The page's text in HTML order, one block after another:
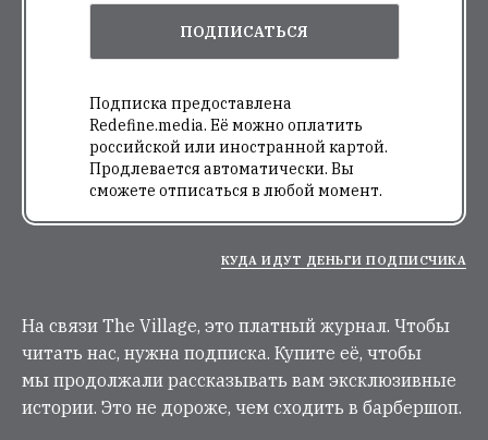
ПОДПИСАТЬСЯ
Подписка предоставлена
Redefine.media. Её можно оплатить
российской или иностранной картой.
Продлевается автоматически. Вы
сможете отписаться в любой момент.
КУДА ИДУТ ДЕНЬГИ ПОДПИСЧИКА
На связи The Village, это платный журнал. Чтобы
читать нас, нужна подписка. Купите её, чтобы
мы продолжали рассказывать вам эксклюзивные
истории. Это не дороже, чем сходить в барбершоп.